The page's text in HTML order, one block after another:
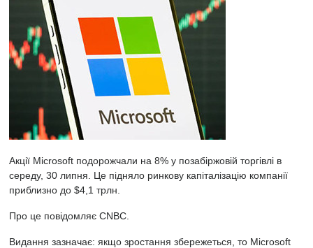
Акції Microsoft подорожчали на 8% у позабіржовій торгівлі в
середу, 30 липня. Це підняло ринкову капіталізацію компанії
приблизно до $4,1 трлн.
Про це повідомляє CNBC.
Видання зазначає: якщо зростання збережеться, то Microsoft